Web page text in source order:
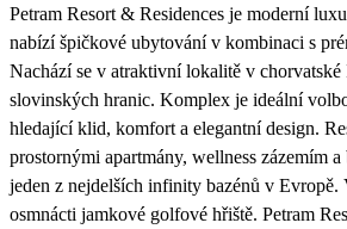
Petram Resort & Residences je moderní
nabízí špičkové ubytování v kombinaci s
Nachází se v atraktivní lokalitě v
slovinských hranic. Komplex je ideální
hledající klid, komfort a elegantní design.
prostornými apartmány, wellness zázemím
jeden z nejdelších infinity bazénů v Evropě.
osmnácti jamkové golfové hřiště. Petram